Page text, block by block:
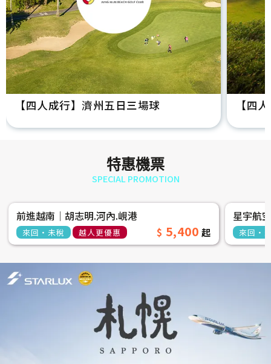
【四人成行】濟州五日三場球 【四
特惠機票
SPECIAL PROMOTION
前進越南│胡志明.河內.峴港
來回‧未稅 越人更優惠 5,400
星宇航
來回‧